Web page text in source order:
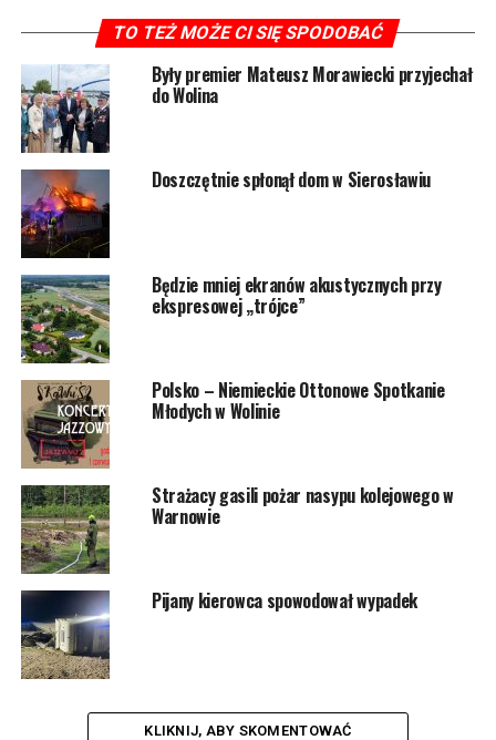
19 mln złotych z Polskiego Ładu trafi do Wolina
NIE PRZEGAP
W wolińskiej marinie nadszedł czas zimowania jachtów
TO TEŻ MOŻE CI SIĘ SPODOBAĆ
Były premier Mateusz Morawiecki przyjechał
do Wolina
Doszczętnie spłonął dom w Sierosławiu
Będzie mniej ekranów akustycznych przy
ekspresowej „trójce”
Polsko – Niemieckie Ottonowe Spotkanie
Młodych w Wolinie
Strażacy gasili pożar nasypu kolejowego w
Warnowie
Pijany kierowca spowodował wypadek
KLIKNIJ, ABY SKOMENTOWAĆ